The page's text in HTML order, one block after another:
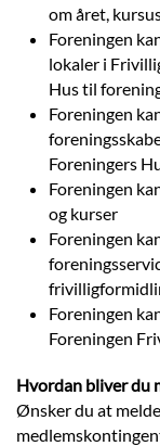
om året,
Foreningen
lokaler i
Hus til
Foreningen
Foreningers
Foreningen
og kurser
Foreningen
Foreningen
Foreningen
Hvordan bliver du
Ønsker du at